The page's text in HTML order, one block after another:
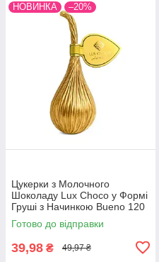
НОВИНКА –20%
Цукерки з Молочного
Шоколаду Lux Choco у Формі
Груші з Начинкою Bueno 120
штук по 25 г всього 3 кг
Об'єднані Арабські Емірати
Готово до відправки
39,98 ₴ 49,97 ₴